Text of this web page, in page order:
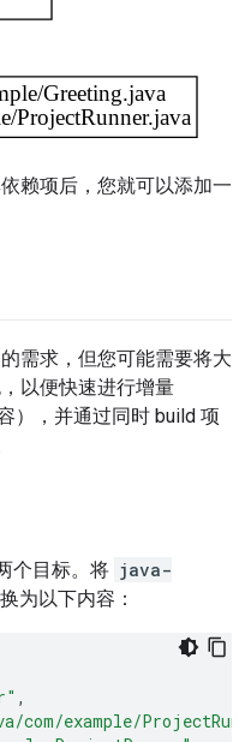
赖项后，您就可以添加一
需求，但您可能需要将大
以便快速进行增量
），并通过同时 build 项
个目标。将 java-
为以下内容：
,
com/example/